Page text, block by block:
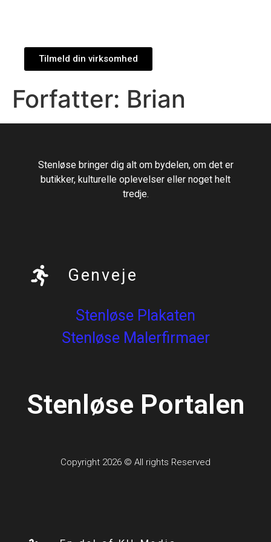
Tilmeld din virksomhed
Forfatter: Brian
Stenløse bringer dig alt om bydelen, om det er
butikker, kulturelle oplevelser eller noget helt
tredje.
Genveje
Stenløse Plakaten
Stenløse Malerfirmaer
Stenløse Portalen
Copyright 2026 © All rights Reserved